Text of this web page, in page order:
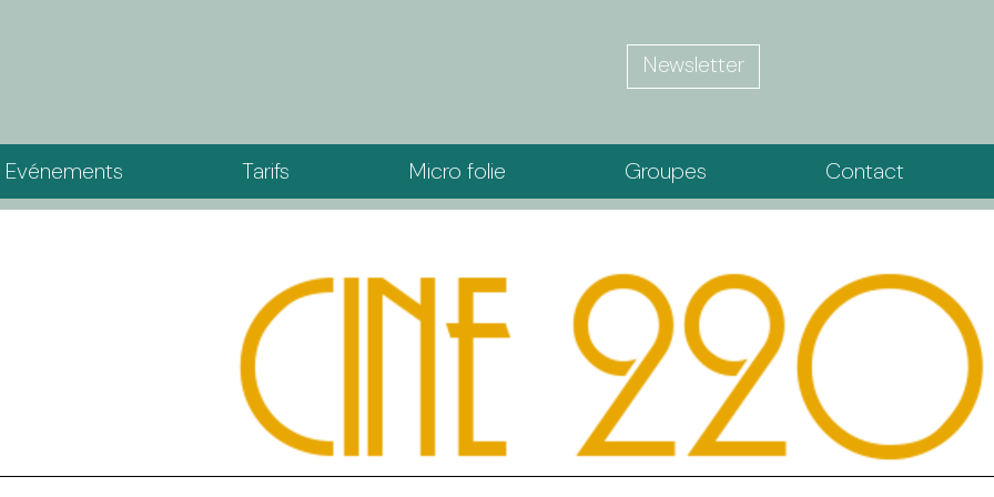
Newsletter
Evénements Tarifs Micro folie Groupes Contact